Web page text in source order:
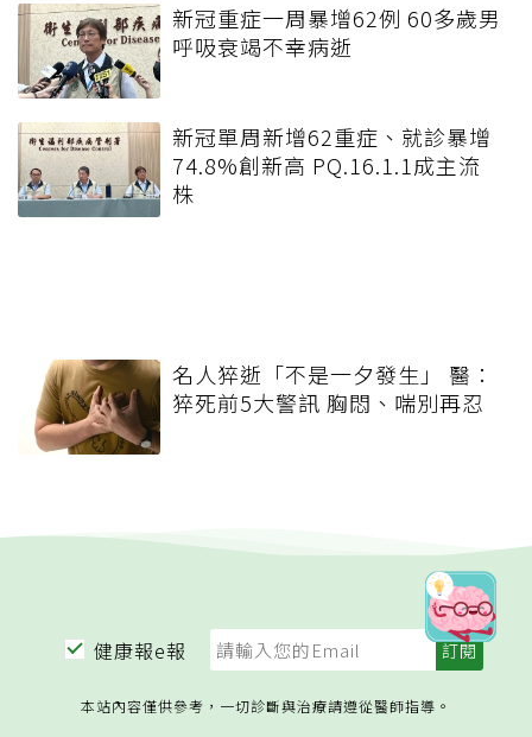
新冠重症一周暴增62例 60多歲男
呼吸衰竭不幸病逝
新冠單周新增62重症、就診暴增
74.8%創新高 PQ.16.1.1成主流
株
名人猝逝「不是一夕發生」 醫：
猝死前5大警訊 胸悶、喘別再忍
健康報e報
本站內容僅供參考，一切診斷與治療請遵從醫師指導。